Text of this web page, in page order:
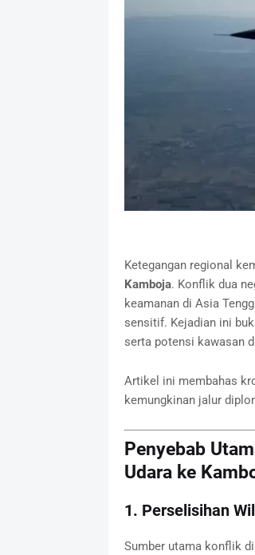
Ketegangan regional
Kamboja. Konflik dua
keamanan di Asia
sensitif. Kejadian ini
serta potensi kawasan
Artikel ini membahas
kemungkinan jalur
Penyebab
Udara ke
1. Perselisihan
Sumber utama konflik